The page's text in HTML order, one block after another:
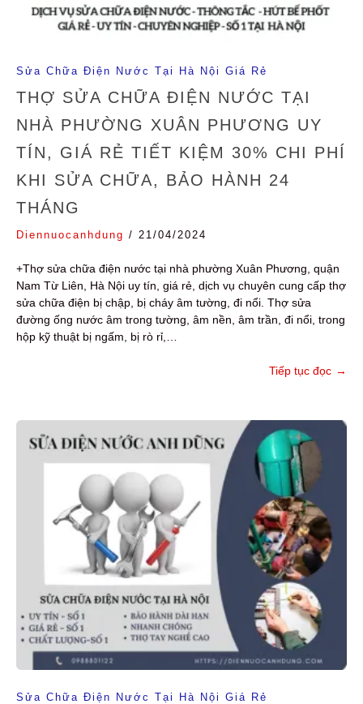
Sửa Chữa Điện Nước Tại Hà Nội Giá Rẻ
THỢ SỬA CHỮA ĐIỆN NƯỚC TẠI
NHÀ PHƯỜNG XUÂN PHƯƠNG UY
TÍN, GIÁ RẺ TIẾT KIỆM 30% CHI PHÍ
KHI SỬA CHỮA, BẢO HÀNH 24
THÁNG
Diennuocanhdung / 21/04/2024
+Thợ sửa chữa điện nước tại nhà phường Xuân Phương, quận
Nam Từ Liên, Hà Nội uy tín, giá rẻ, dịch vụ chuyên cung cấp thợ
sửa chữa điện bị chập, bị cháy âm tường, đi nổi. Thợ sửa
đường ống nước âm trong tường, âm nền, âm trần, đi nổi, trong
hộp kỹ thuật bị ngấm, bị rò rỉ,…
Tiếp tục đọc →
Sửa Chữa Điện Nước Tại Hà Nội Giá Rẻ